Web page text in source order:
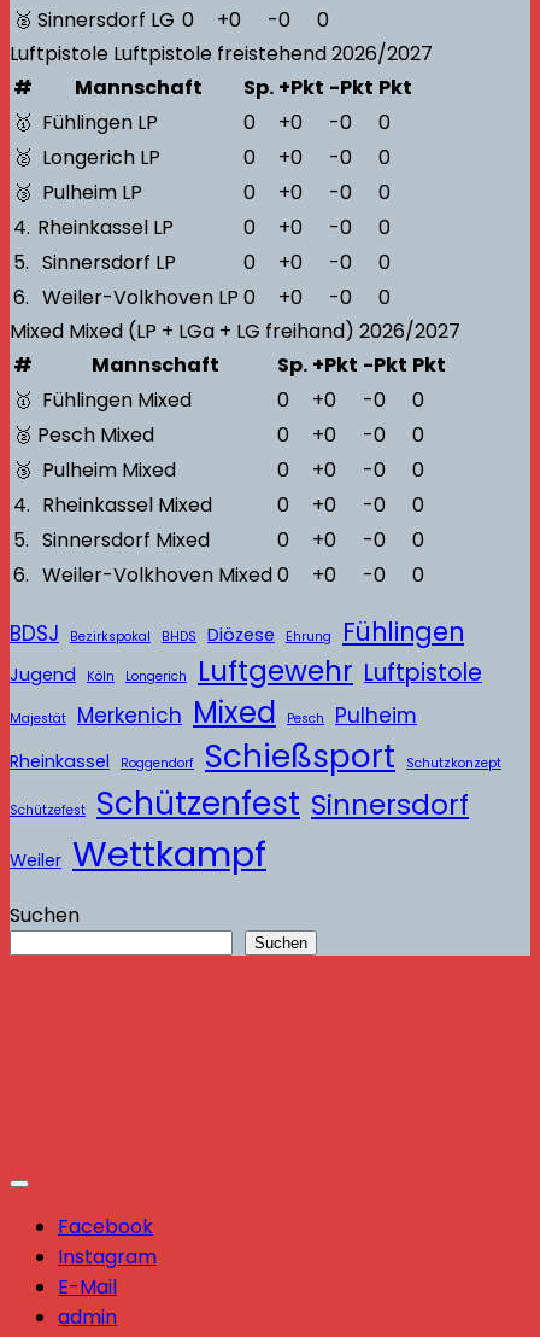
🥈 Sinnersdorf LG 0 +0 -0
0
Luftpistole Luftpistole freistehend2026/2027
#
Mannschaft Sp. +Pkt -Pkt Pkt
🥇 Fühlingen LP 0 +0 -0
0
🥈 Longerich LP 0 +0 -0
0
🥉 Pulheim LP 0 +0 -0
0
4. Rheinkassel LP 0 +0 -0
0
5. Sinnersdorf LP 0 +0 -0
0
6. Weiler-Volkhoven LP 0 +0 -0
0
Mixed Mixed (LP + LGa + LG freihand) 2026/2027
#
Mannschaft Sp. +Pkt -Pkt Pkt
🥇 Fühlingen Mixed 0 +0 -0
0
🥈 Pesch Mixed 0 +0 -0
0
🥉 Pulheim Mixed 0 +0 -0
0
4. Rheinkassel Mixed 0 +0 -0
0
5. Sinnersdorf Mixed 0 +0 -0
0
6. Weiler-Volkhoven Mixed0 +0 -0 0
BDSJ Bezirkspokal BHDS Diözese Ehrung Fühlingen
Jugend Köln Longerich Luftgewehr Luftpistole
Majestät Merkenich Mixed Pesch Pulheim
Rheinkassel Roggendorf Schießsport Schutzkonzept
Schützefest Schützenfest Sinnersdorf
Weiler Wettkampf
Suchen
Suchen
Facebook
Instagram
E-Mail
admin